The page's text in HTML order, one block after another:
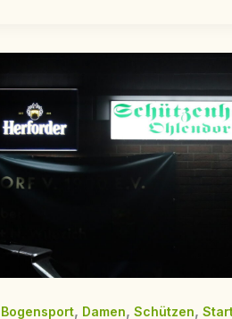
Bogensport, Damen, Schützen,